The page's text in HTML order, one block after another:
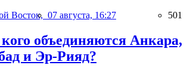
Восток, 07 августа, 16:27 501
объединяются Анкара,
и Эр-Рияд?